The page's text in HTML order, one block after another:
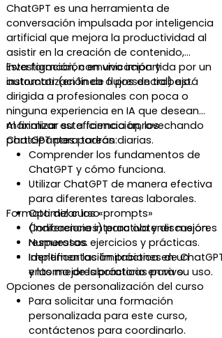
ChatGPT es una herramienta de
conversación impulsada por inteligencia
artificial que mejora la productividad al
asistir en la creación de contenido,
investigación, comunicación y
automatización de flujos de trabajo.
Esta formación en vivo impartida por un
instructor (en línea o presencial) está
dirigida a profesionales con poca o
ninguna experiencia en IA que desean
maximizar su eficiencia aprovechando
ChatGPT para tareas diarias.
Al finalizar esta formación, los
participantes podrán:
Comprender los fundamentos de
ChatGPT y cómo funciona.
Utilizar ChatGPT de manera efectiva
para diferentes tareas laborales.
Optimizar los «prompts»
(indicaciones) para obtener mejores
respuestas.
Identificar las limitaciones de
y las mejores prácticas para su uso.
Formato del curso
Conferencia interactiva y discusión.
Numerosos ejercicios y prácticas.
Implementación práctica en un
entorno de laboratorio en vivo.
Opciones de personalización del curso
Para solicitar una formación
personalizada para este curso,
contáctenos para coordinarlo.